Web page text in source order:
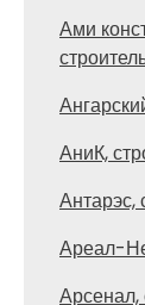
Ами
АниК,
Антарэс,
Ареал-
Арсенал,